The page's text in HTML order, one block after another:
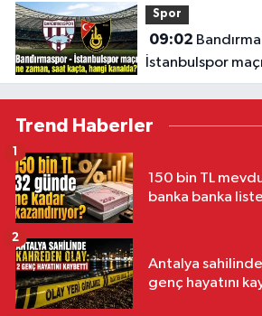
Spor
09:02
İstanbulspor
kanalda?
Trend Haberler
150 bin TL
banka banka liste
1
Antalya
genç hayatını
2